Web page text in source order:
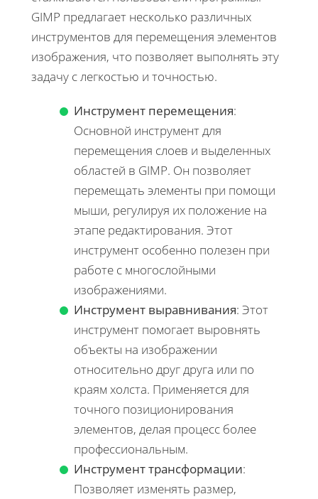
GIMP предлагает несколько различных
инструментов для перемещения элементов
изображения, что позволяет выполнять эту
задачу с легкостью и точностью.
Инструмент перемещения:
Основной инструмент для
перемещения слоев и выделенных
областей в GIMP. Он позволяет
перемещать элементы при помощи
мыши, регулируя их положение на
этапе редактирования. Этот
инструмент особенно полезен при
работе с многослойными
изображениями.
Инструмент выравнивания: Этот
инструмент помогает выровнять
объекты на изображении
относительно друг друга или по
краям холста. Применяется для
точного позиционирования
элементов, делая процесс более
профессиональным.
Инструмент трансформации:
Позволяет изменять размер,